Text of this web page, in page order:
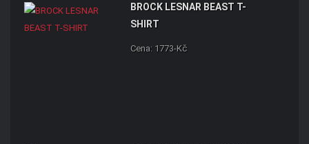
BROCK LESNAR BEAST T-
SHIRT
Cena: 1773-Kč